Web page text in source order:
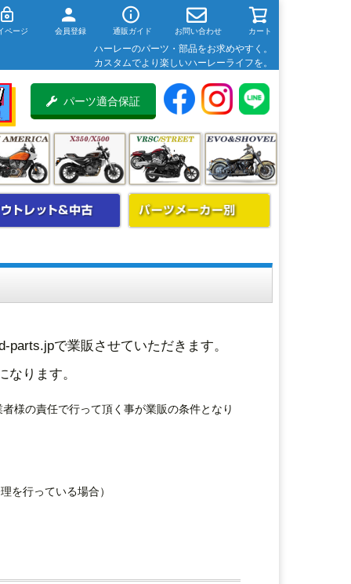
ページ 会員登録 通販ガイド お問い合わせ カート
ハーレーのパーツ・部品をお求めやすく。
カスタムでより楽しいハーレーライフを。
パーツ適合保証
で業販させていただきます。
ります。
様の責任で行って頂く事が業販の条件となり
を行っている場合）